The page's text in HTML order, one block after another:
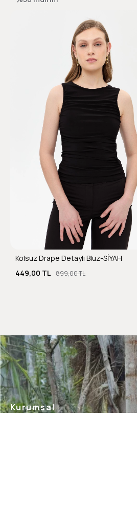
Kolsuz Drape Detaylı Bluz-SİYAH
449,00 TL 899,00 TL
Kurumsal